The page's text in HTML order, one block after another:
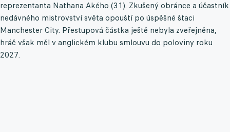
reprezentanta Nathana Akého (31). Zkušený obránce a účastník
nedávného mistrovství světa opouští po úspěšné štaci
Manchester City. Přestupová částka ještě nebyla zveřejněna,
hráč však měl v anglickém klubu smlouvu do poloviny roku
2027.